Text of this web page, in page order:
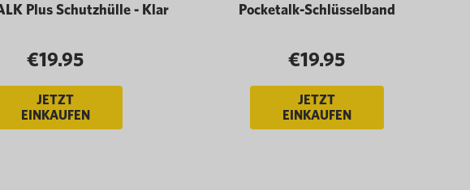
Plus Schutzhülle - Klar
€19.95
JETZT
EINKAUFEN
Pocketalk-Schlüsselband
€19.95
JETZT
EINKAUFEN